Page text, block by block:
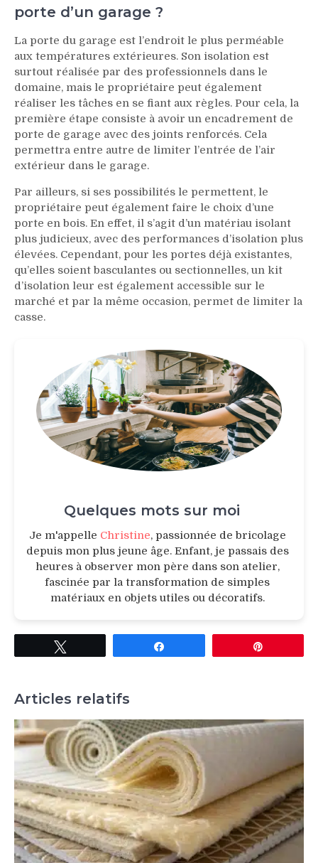
porte d’un garage ?
La porte du garage est l’endroit le plus perméable
aux températures extérieures. Son isolation est
surtout réalisée par des professionnels dans le
domaine, mais le propriétaire peut également
réaliser les tâches en se fiant aux règles. Pour cela, la
première étape consiste à avoir un encadrement de
porte de garage avec des joints renforcés. Cela
permettra entre autre de limiter l’entrée de l’air
extérieur dans le garage.
Par ailleurs, si ses possibilités le permettent, le
propriétaire peut également faire le choix d’une
porte en bois. En effet, il s’agit d’un matériau isolant
plus judicieux, avec des performances d’isolation plus
élevées. Cependant, pour les portes déjà existantes,
qu’elles soient basculantes ou sectionnelles, un kit
d’isolation leur est également accessible sur le
marché et par la même occasion, permet de limiter la
casse.
Quelques mots sur moi
Je m'appelle Christine, passionnée de bricolage
depuis mon plus jeune âge. Enfant, je passais des
heures à observer mon père dans son atelier,
fascinée par la transformation de simples
matériaux en objets utiles ou décoratifs.
Articles relatifs